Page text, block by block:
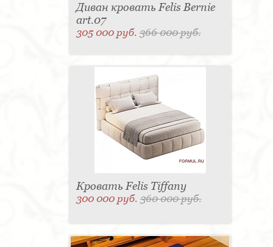
Диван кровать Felis Bernie
art.07
305 000 руб.366 000 руб.
Кровать Felis Tiffany
300 000 руб.360 000 руб.